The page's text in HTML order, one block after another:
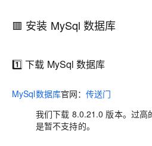
🟥 安装 MySql 数据库
1️⃣ 下载 MySql 数据库
MySql数据库官网：传送门
我们下载 8.0.21.0 版本。过高
是暂不支持的。